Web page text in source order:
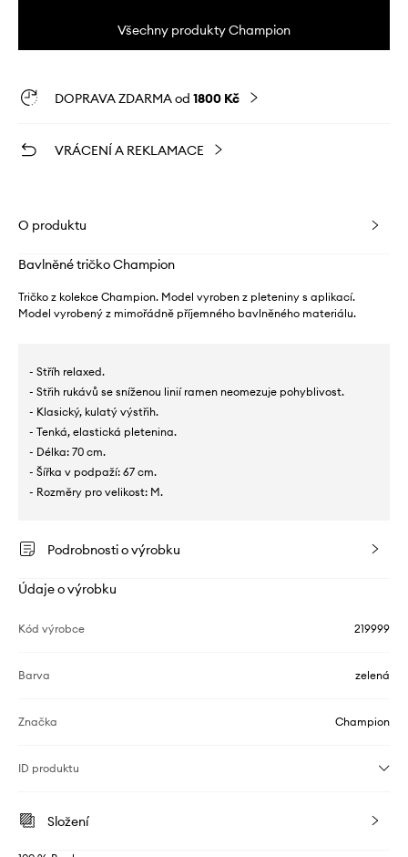
Všechny produkty Champion
DOPRAVA ZDARMA od 1800 Kč
VRÁCENÍ A REKLAMACE
O produktu
Bavlněné tričko Champion
Tričko z kolekce Champion. Model vyroben z pleteniny s aplikací.
Model vyrobený z mimořádně příjemného bavlněného materiálu.
- Stříh relaxed.
- Střih rukávů se sníženou linií ramen neomezuje pohyblivost.
- Klasický, kulatý výstřih.
- Tenká, elastická pletenina.
- Délka: 70 cm.
- Šířka v podpaží: 67 cm.
- Rozměry pro velikost: M.
Podrobnosti o výrobku
Údaje o výrobku
Kód výrobce 219999
Barva zelená
Značka Champion
ID produktu
Složení